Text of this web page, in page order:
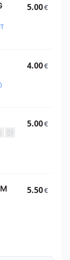
5.00€
4.00€
5.00€
5.50€